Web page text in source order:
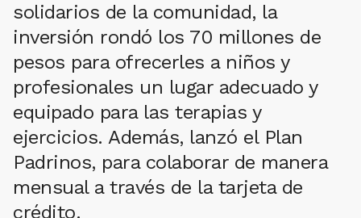
solidarios de la comunidad, la
inversión rondó los 70 millones de
pesos para ofrecerles a niños y
profesionales un lugar adecuado y
equipado para las terapias y
ejercicios. Además, lanzó el Plan
Padrinos, para colaborar de manera
mensual a través de la tarjeta de
crédito.